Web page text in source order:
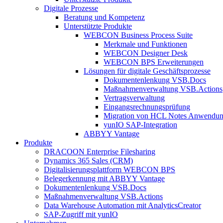
Digitale Prozesse
Beratung und Kompetenz
Unterstützte Produkte
WEBCON Business Process Suite
Merkmale und Funktionen
WEBCON Designer Desk
WEBCON BPS Erweiterungen
Lösungen für digitale Geschäftsprozesse
Dokumentenlenkung VSB.Docs
Maßnahmenverwaltung VSB.Actions
Vertragsverwaltung
Eingangsrechnungs­prüfung
Migration von HCL Notes
yunIO SAP-Integration
ABBYY Vantage
Produkte
DRACOON Enterprise Filesharing
Dynamics 365 Sales (CRM)
Digitalisierungsplattform WEBCON BPS
Belegerkennung mit ABBYY Vantage
Dokumentenlenkung VSB.Docs
Maßnahmenverwaltung VSB.Actions
Data Warehouse Automation mit AnalyticsCreator
SAP-Zugriff mit yunIO